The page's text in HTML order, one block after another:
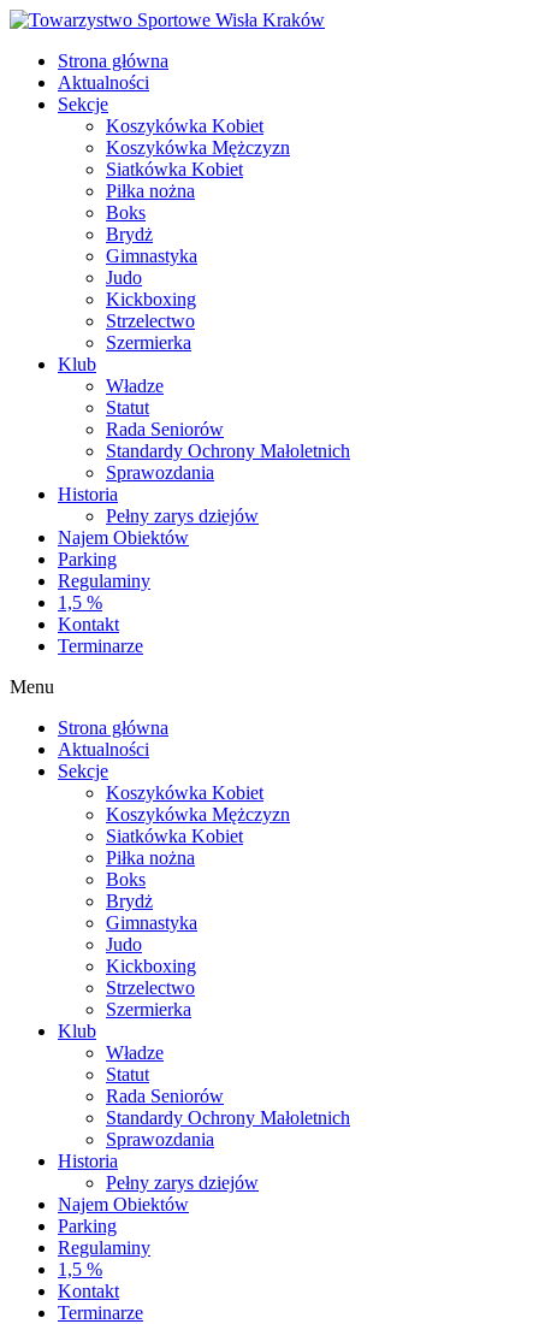
Strona główna
Aktualności
Sekcje
Koszykówka Kobiet
Koszykówka Mężczyzn
Siatkówka Kobiet
Piłka nożna
Boks
Brydż
Gimnastyka
Judo
Kickboxing
Strzelectwo
Szermierka
Klub
Władze
Statut
Rada Seniorów
Standardy Ochrony Małoletnich
Sprawozdania
Historia
Pełny zarys dziejów
Najem Obiektów
Parking
Regulaminy
1,5 %
Kontakt
Terminarze
Menu
Strona główna
Aktualności
Sekcje
Koszykówka Kobiet
Koszykówka Mężczyzn
Siatkówka Kobiet
Piłka nożna
Boks
Brydż
Gimnastyka
Judo
Kickboxing
Strzelectwo
Szermierka
Klub
Władze
Statut
Rada Seniorów
Standardy Ochrony Małoletnich
Sprawozdania
Historia
Pełny zarys dziejów
Najem Obiektów
Parking
Regulaminy
1,5 %
Kontakt
Terminarze